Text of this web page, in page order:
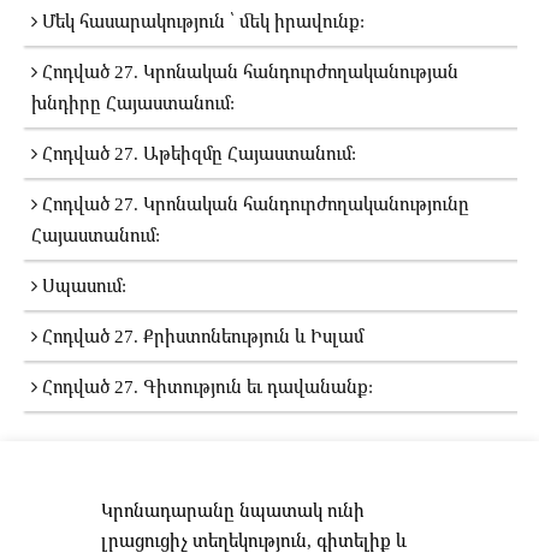
Մեկ հասարակություն ՝ մեկ իրավունք:
Հոդված 27. Կրոնական հանդուրժողականության
խնդիրը Հայաստանում:
Հոդված 27. Աթեիզմը Հայաստանում:
Հոդված 27. Կրոնական հանդուրժողականությունը
Հայաստանում:
Սպասում:
Հոդված 27. Քրիստոնեություն և Իսլամ
Հոդված 27. Գիտություն եւ դավանանք:
Կրոնադարանը նպատակ ունի
լրացուցիչ տեղեկություն, գիտելիք և